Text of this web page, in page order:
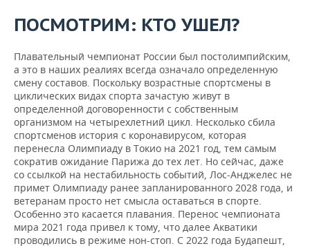
ПОСМОТРИМ: КТО УШЕЛ?
Плавательный чемпионат России был постолимпийским,
а это в наших реалиях всегда означало определенную
смену составов. Поскольку возрастные спортсмены в
циклических видах спорта зачастую живут в
определенной договоренности с собственным
организмом на четырехлетний цикл. Несколько сбила
спортсменов история с коронавирусом, которая
перенесла Олимпиаду в Токио на 2021 год, тем самым
сократив ожидание Парижа до тех лет. Но сейчас, даже
со ссылкой на нестабильность событий, Лос-Анджелес не
примет Олимпиаду ранее запланированного 2028 года, и
ветеранам просто нет смысла оставаться в спорте.
Особенно это касается плавания. Перенос чемпионата
мира 2021 года привел к тому, что далее Акватики
проводились в режиме нон-стоп. С 2022 года Будапешт,